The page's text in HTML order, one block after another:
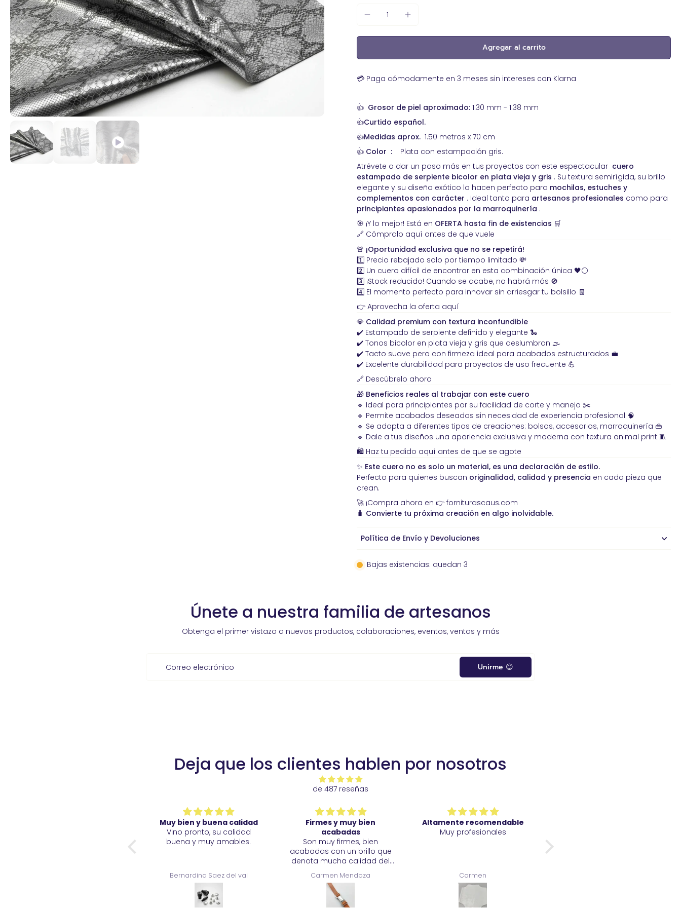
Cintas textiles para asas y cinturones
Cordelería para Manualidades.
Cremalleras y Cursores de YKK
Fornituras de plástico
Forros y Refuerzos
Hebillas y Tornillos para cinturones ó
correas
Hebillas Reguladoras de Cinta
Hilos para coser: Encerado, Tireta y
Poliamida para maquina.
Lonas y Lonetas
Materiales de confección para
mascotas
Martillo de teflón con mango de
madera para trabajos de artesanía
Ofertas Oferta Kits Básicos para
Trabajar el Cuero
Rulo macizo prensabordes
Remachadora de bolsillo
Sacabocados de golpe de 4 boquillas
Tokolone- Goma tragacantos
Piel de becerro
Curtidos de Serrajes afelpados
Nobuk Hidrofugado de Calidad
Premium - Ideal para Calzado y
Marroquinería Artesanal
Productos reparadores para cuero
Ribete exterior para toldos
Spray impermeabilizante piel
Tachas y clavos de Tapicería
Tapicería Náutica
Agregar al carrito
💳 Paga cómodamente en 3 meses sin intereses con Klarna
👍 Grosor de piel aproximado: 1.30 mm - 1.38 mm
👍Curtido español.
👍Medidas aprox. 1.50 metros x 70 cm
👍 Color : Plata con estampación gris.
Atrévete a dar un paso más en tus proyectos con este espectacular cuero
estampado de serpiente bicolor en plata vieja y gris . Su textura semirígida, su brillo
elegante y su diseño exótico lo hacen perfecto para mochilas, estuches y
complementos con carácter . Ideal tanto para artesanos profesionales como para
principiantes apasionados por la marroquinería .
🎯 ¡Y lo mejor! Está en OFERTA hasta fin de existencias 🛒
🔗 Cómpralo aquí antes de que vuele
🚨 ¡Oportunidad exclusiva que no se repetirá!
1️⃣ Precio rebajado solo por tiempo limitado 💸
2️⃣ Un cuero difícil de encontrar en esta combinación única 🖤⚪
3️⃣ ¡Stock reducido! Cuando se acabe, no habrá más 🚫
4️⃣ El momento perfecto para innovar sin arriesgar tu bolsillo 🧾
👉 Aprovecha la oferta aquí
💎 Calidad premium con textura inconfundible
✔️ Estampado de serpiente definido y elegante 🐍
✔️ Tonos bicolor en plata vieja y gris que deslumbran 🌫️
✔️ Tacto suave pero con firmeza ideal para acabados estructurados 💼
✔️ Excelente durabilidad para proyectos de uso frecuente 💪
🔗 Descúbrelo ahora
🎁 Beneficios reales al trabajar con este cuero
🔹 Ideal para principiantes por su facilidad de corte y manejo ✂️
🔹 Permite acabados deseados sin necesidad de experiencia profesional 🧠
🔹 Se adapta a diferentes tipos de creaciones: bolsos, accesorios, marroquinería 👜
🔹 Dale a tus diseños una apariencia exclusiva y moderna con textura animal print 🧵
🛍️ Haz tu pedido aquí antes de que se agote
✨ Este cuero no es solo un material, es una declaración de estilo.
Perfecto para quienes buscan originalidad, calidad y presencia en cada pieza que
crean.
🚀 ¡Compra ahora en 👉 forniturascaus.com
🧳 Convierte tu próxima creación en algo inolvidable.
Política de Envío y Devoluciones
Bajas existencias: quedan 3
Únete a nuestra familia de artesanos
Obtenga el primer vistazo a nuevos productos, colaboraciones, eventos, ventas y más
Correo electrónico Unirme 😊
Deja que los clientes hablen por nosotros
de 487 reseñas
Muy bien y buena calidad
Vino pronto, su calidad
buena y muy amables.
Bernardina Saez del val
Firmes y muy bien
acabadas
Son muy firmes, bien
acabadas con un brillo que
denota mucha calidad del
metal. Estoy muy satisfecha.
Carmen Mendoza
Altamente recomendable
Muy profesionales
Carmen